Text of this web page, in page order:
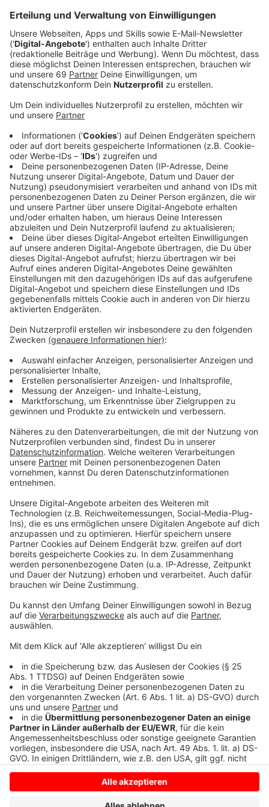
Veröffentlicht:Donnerstag, 03.02.2022 09:50
Anzeige
auf dem Weg zum geplanten Musikcampus. Das
Projekt stand nach
Nachrichtenim Mittelpunkt einer Videokonferenz, zu
der Oberbürgermeister Markus Lewe die
Fraktionschefs und die kulturpolitischen Sprecher der
Ratsparteien eingeladen hatte. In der Runde wurde
deutlich, dass vor allem die Finanzierung des Projekts
bei vielen noch für Bauchschmerzen sorgt. Von den
veranschlagten 300 Millionen Euro entfällt ein Drittel
auf die Stadt Münster. Der Oberbürgermeister
kündigte in dem Gespräch überraschend an, dass
private Spender gemeinsam 10 Millionen Euro für den
Musikcampus aufbringen wollen.
Anzeige
Anzeige
Der Rat der Stadt wird wohl jetzt erst am 6. April über
seien nicht konkret genug, findet die Rathauskoalition
aus Grünen, SPD und Volt. Deswegen seien weitere
Diskussionen notwendig. Bisher war geplant, dass der
Rat der Stadt in seiner Sitzung nächste Woche
entscheidet. Nach ihren jeweiligen Gremiensitzungen
am Montagabend erklärte das Münster-Bündnis: Die
Vorlage der Stadtverwaltung und ein Antworten-
Papier des Oberbürgermeisters ließen wesentliche
Punkte des Projektes offen – etwa zum
Betreiberkonzept, zu den finanziellen
Bauvorhabens. Die Vertagung sei aber keine
Vorentscheidung für oder gegen den Musik-Campus..
Anzeige
Anzeige